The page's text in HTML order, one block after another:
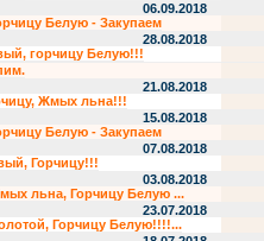
06.09.2018
Белую - Закупаем
28.08.2018
горчицу Белую!!!
21.08.2018
Жмых льна!!!
15.08.2018
Белую - Закупаем
07.08.2018
Горчицу!!!
03.08.2018
льна, Горчицу Белую ...
23.07.2018
Горчицу Белую!!!!...